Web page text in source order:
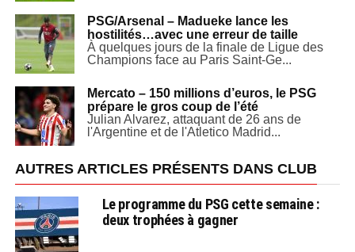
PSG/Arsenal – Madueke lance les
hostilités…avec une erreur de taille
À quelques jours de la finale de Ligue des
Champions face au Paris Saint-Ge...
Mercato – 150 millions d’euros, le PSG
prépare le gros coup de l’été
Julian Alvarez, attaquant de 26 ans de
l'Argentine et de l'Atletico Madrid...
AUTRES ARTICLES PRÉSENTS DANS CLUB
Le programme du PSG cette semaine :
deux trophées à gagner